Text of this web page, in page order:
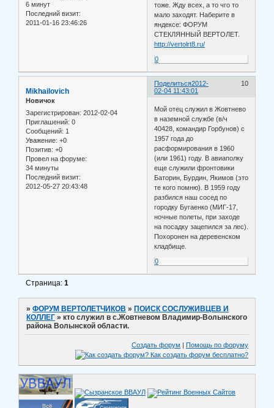
6 минут
Последний визит:
2011-01-16 23:46:26
тоже. Жду всех, а то чго то
мало заходят. Наберите в
яндексе: ФОРУМ
СТЕКЛЯННЫЙ ВЕРТОЛЕТ.
http://vertolrt8.ru/
0
Поделиться 10
2012-
02-04 11:43:01
Mikhailovich
Новичок
Зарегистрирован: 2012-02-04
Приглашений: 0
Сообщений: 1
Уважение: +0
Позитив: +0
Провел на форуме:
34 минуты
Последний визит:
2012-05-27 20:43:48
Мой отец служил в Жовтнево
в наземной службе (в/ч
40428, командир Горбунов) с
1957 года до
расформирования в 1960
(или 1961) году. В авиаполку
еще служили фронтовики
Баторин, Бурдин, Якимов (это
те кого помню). В 1959 году
разбился наш сосед по
городку Бугаенко (МИГ-17,
ночные полеты, при заходе
на посадку зацепился за лес).
Похоронен на деревенском
кладбище.
0
Страница:1
»ФОРУМ ВЕРТОЛЕТЧИКОВ »ПОИСК СОСЛУЖИВЦЕВ И
КОЛЛЕГ »кто служил в с.Жовтневом Владимир-Волынского
района Волынской области.
Создать форум | Помощь по форуму